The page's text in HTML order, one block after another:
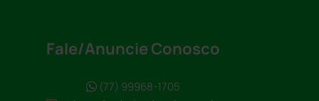
Fale/Anuncie Conosco
(77) 99968-1705